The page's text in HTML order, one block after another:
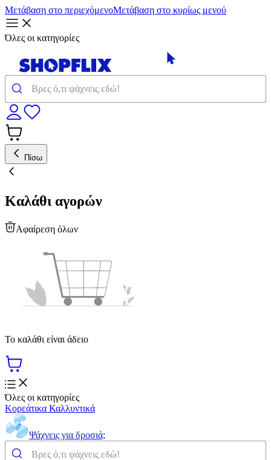
Μετάβαση στο περιεχόμενοΜετάβαση στο κυρίως μενού
Όλες οι κατηγορίες
Πίσω
Καλάθι αγορών
Αφαίρεση όλων
Το καλάθι είναι άδειο
Όλες οι κατηγορίες
Κορεάτικα Καλλυντικά
Ψάχνεις για δροσιά;